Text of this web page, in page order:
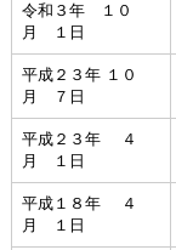
令和３年 １０
月 １日
平成２３年 １０
月 ７日
平成２３年 ４
月 １日
平成１８年 ４
月 １日